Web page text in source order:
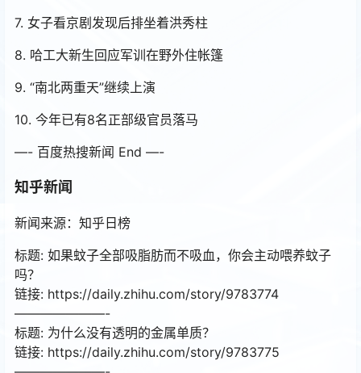
7. 女子看京剧发现后排坐着洪秀柱
8. 哈工大新生回应军训在野外住帐篷
9. “南北两重天”继续上演
10. 今年已有8名正部级官员落马
—- 百度热搜新闻 End —-
知乎新闻
新闻来源：知乎日榜
标题: 如果蚊子全部吸脂肪而不吸血，你会主动喂养蚊子
吗？
链接: https://daily.zhihu.com/story/9783774
———————-
标题: 为什么没有透明的金属单质？
链接: https://daily.zhihu.com/story/9783775